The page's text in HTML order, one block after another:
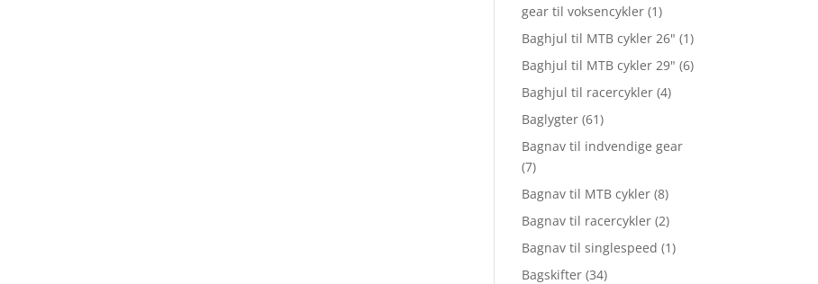
gear til voksencykler (1)
Baghjul til MTB cykler 26" (1)
Baghjul til MTB cykler 29" (6)
Baghjul til racercykler (4)
Baglygter (61)
Bagnav til indvendige gear
(7)
Bagnav til MTB cykler (8)
Bagnav til racercykler (2)
Bagnav til singlespeed (1)
Bagskifter (34)